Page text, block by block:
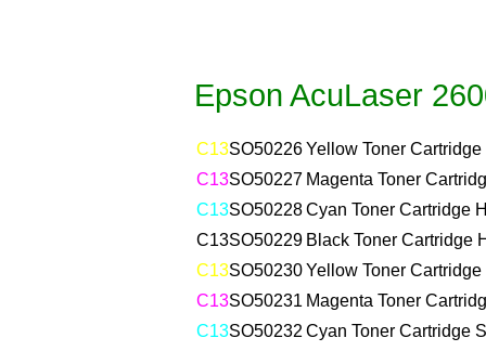
Epson AcuLaser
C13SO50226Yellow Toner
C13SO50227 Magenta Toner
C13SO50228Cyan Toner Cartridge
C13SO50229 Black Toner Cartridge
C13SO50230Yellow Toner
C13SO50231 Magenta Toner
C13SO50232 Cyan Toner Cartridge